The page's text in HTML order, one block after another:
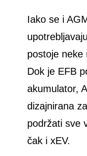
Iako se i
postoje neke
Dok je EFB
akumulator,
dizajnirana
podržati sve
čak i xEV.